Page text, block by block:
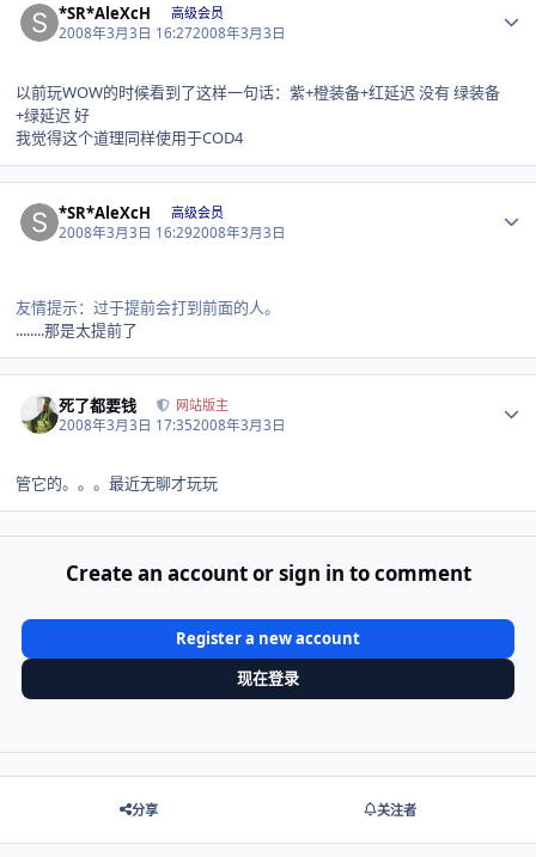
*SR*AleXcH 高级会员
2008年3月3日 16:272008年3月3日
以前玩WOW的时候看到了这样一句话：紫+橙装备+红延迟 没有 绿装备
+绿延迟 好
我觉得这个道理同样使用于COD4
*SR*AleXcH 高级会员
2008年3月3日 16:292008年3月3日
友情提示：过于提前会打到前面的人。
........那是太提前了
死了都要钱 网站版主
2008年3月3日 17:352008年3月3日
管它的。。。最近无聊才玩玩
Create an account or sign in to comment
Register a new account
现在登录
分享 关注者